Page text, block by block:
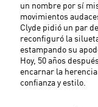
un nombre por sí
movimientos
Clyde pidió un par
reconfiguró la
estampando su
Hoy, 50 años
encarnar la
confianza y estilo.